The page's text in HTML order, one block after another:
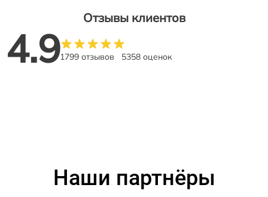
Отзывы клиентов
4.91799 отзывов 5358 оценок
Наши партнёры